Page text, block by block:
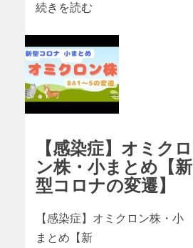
続きを読む
【感染症】オミクロ
ン株・小まとめ【新
型コロナの変遷】
【感染症】オミクロン株・小
まとめ【新